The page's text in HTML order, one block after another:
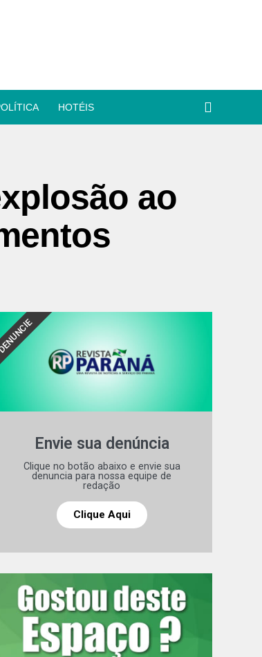
HOTÉIS
ao
Envie sua denúncia
Clique no botão abaixo e envie sua
denuncia para nossa equipe de
redação
Clique Aqui